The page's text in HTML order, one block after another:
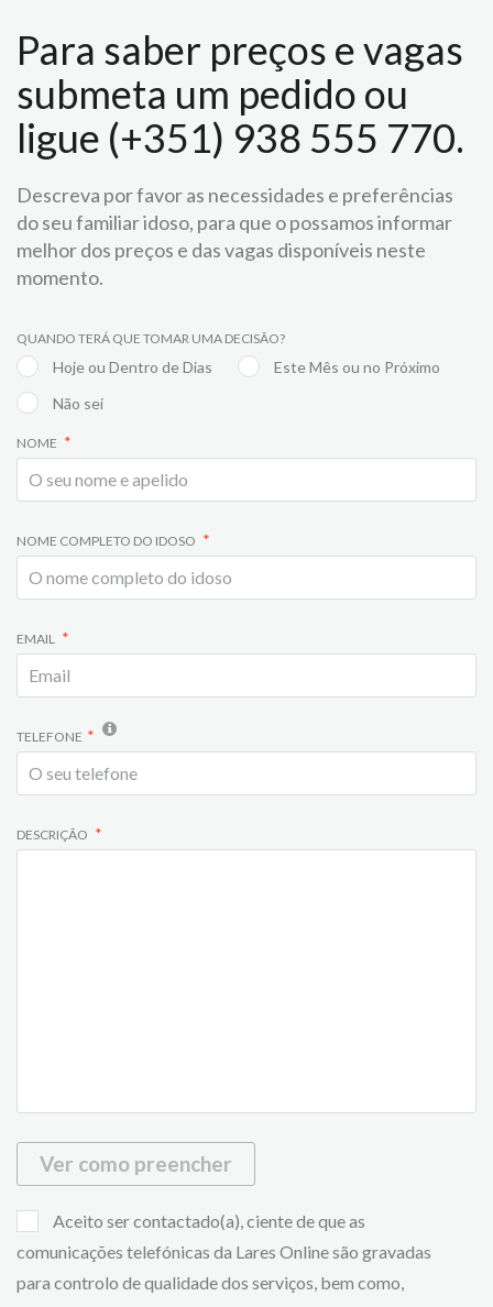
Para saber preços e vagas
submeta um pedido ou
ligue (+351) 938 555 770.
Descreva por favor as necessidades e preferências
do seu familiar idoso, para que o possamos informar
melhor dos preços e das vagas disponíveis neste
momento.
QUANDO TERÁ QUE TOMAR UMA DECISÃO?
Hoje ou Dentro de Dias
Este Mês ou no Próximo
Não sei
NOME
NOME COMPLETO DO IDOSO
EMAIL
TELEFONE
DESCRIÇÃO
Ver como preencher
Aceito ser contactado(a), ciente de que as
comunicações telefónicas da Lares Online são gravadas
para controlo de qualidade dos serviços, bem como,